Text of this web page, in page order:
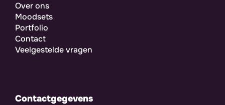
Over ons
Moodsets
Portfolio
Contact
Veelgestelde vragen
Contactgegevens